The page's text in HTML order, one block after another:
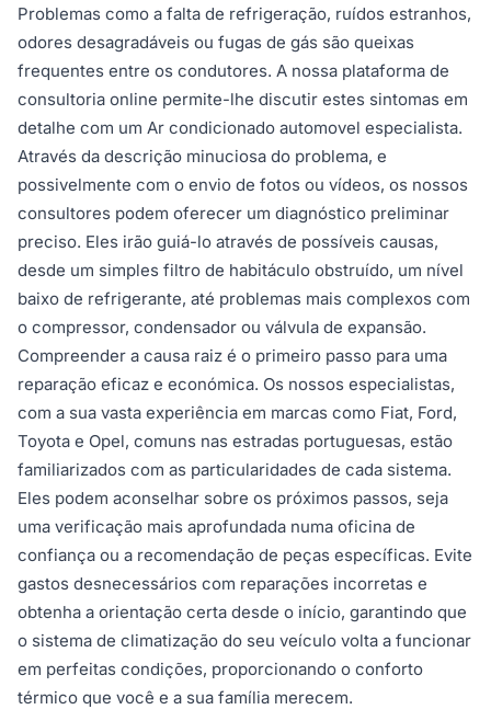
Problemas como a falta de refrigeração, ruídos estranhos,
odores desagradáveis ou fugas de gás são queixas
frequentes entre os condutores. A nossa plataforma de
consultoria online permite-lhe discutir estes sintomas em
detalhe com um Ar condicionado automovel especialista.
Através da descrição minuciosa do problema, e
possivelmente com o envio de fotos ou vídeos, os nossos
consultores podem oferecer um diagnóstico preliminar
preciso. Eles irão guiá-lo através de possíveis causas,
desde um simples filtro de habitáculo obstruído, um nível
baixo de refrigerante, até problemas mais complexos com
o compressor, condensador ou válvula de expansão.
Compreender a causa raiz é o primeiro passo para uma
reparação eficaz e económica. Os nossos especialistas,
com a sua vasta experiência em marcas como Fiat, Ford,
Toyota e Opel, comuns nas estradas portuguesas, estão
familiarizados com as particularidades de cada sistema.
Eles podem aconselhar sobre os próximos passos, seja
uma verificação mais aprofundada numa oficina de
confiança ou a recomendação de peças específicas. Evite
gastos desnecessários com reparações incorretas e
obtenha a orientação certa desde o início, garantindo que
o sistema de climatização do seu veículo volta a funcionar
em perfeitas condições, proporcionando o conforto
térmico que você e a sua família merecem.